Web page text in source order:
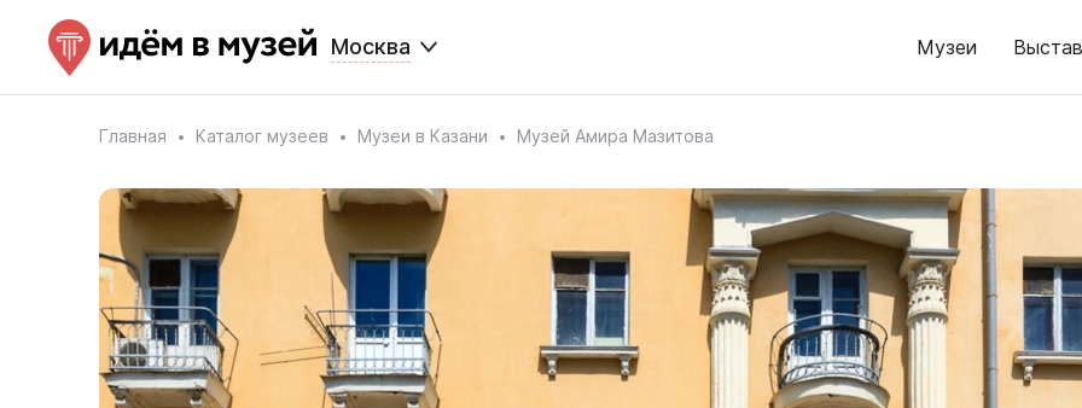
Москва Музеи
Главная Каталог музеев Музеи в Казани Музей Амира Мазитова